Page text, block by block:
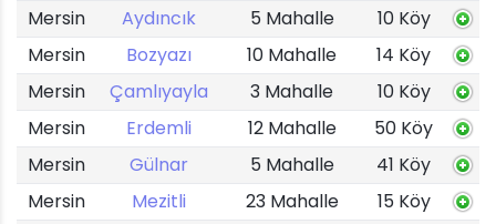
Mersin
Aydıncık 5 Mahalle
10 Köy
Mersin
Bozyazı 10 Mahalle
14 Köy
Mersin
Çamlıyayla 3 Mahalle
10 Köy
Mersin
Erdemli 12 Mahalle
50 Köy
Mersin
Gülnar 5 Mahalle
41 Köy
Mersin
Mezitli 23 Mahalle
15 Köy